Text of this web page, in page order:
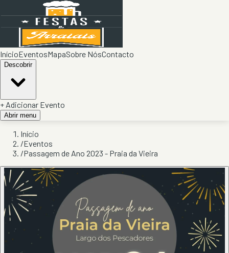
InícioEventosMapaSobre NósContacto
Descobrir
+ Adicionar Evento
Abrir menu
Início
/Eventos
/Passagem de Ano 2023 - Praia da Vieira